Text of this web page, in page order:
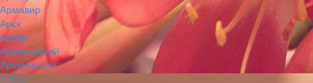
Армавир
Арск
Артем
Артемовский
Архангельск
Асбет